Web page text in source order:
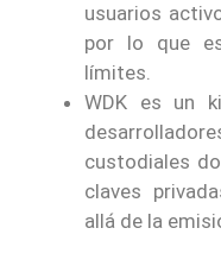
usuarios
por lo que
límites.
WDK es un
custodiales
claves
allá de la